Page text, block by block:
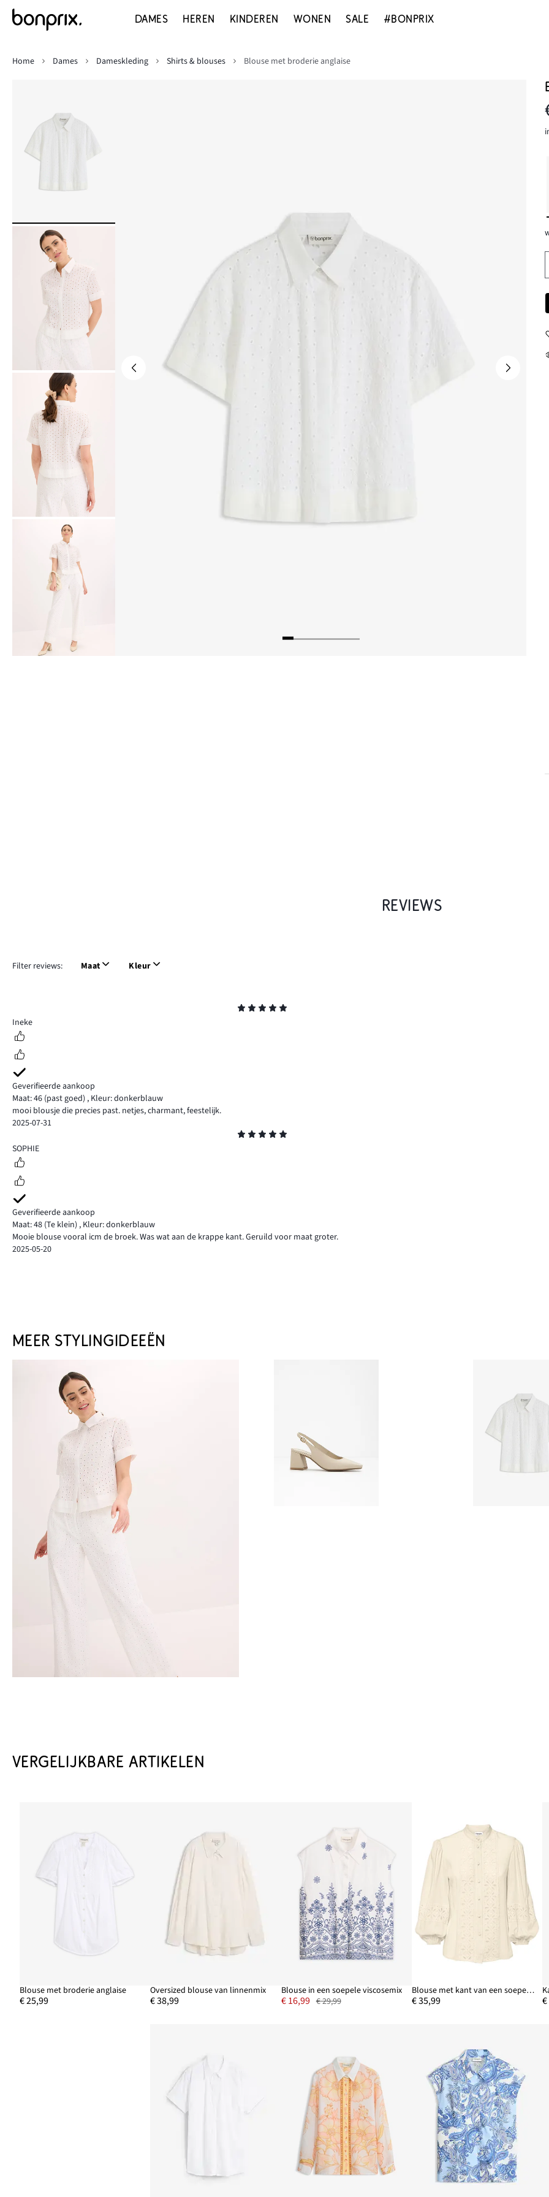
DAMES HEREN KINDEREN WONEN SALE #BONPRIX
Home
Dames Dameskleding Shirts & blouses Blouse met broderie anglaise
REVIEWS
Filter reviews: Maat Kleur
5
Ineke
Geverifieerde aankoop
Maat: 46 (past goed) , Kleur: donkerblauw
mooi blousje die precies past. netjes, charmant, feestelijk.
2025-07-31
5
SOPHIE
Geverifieerde aankoop
Maat: 48 (Te klein) , Kleur: donkerblauw
Mooie blouse vooral icm de broek. Was wat aan de krappe kant. Geruild voor maat groter.
2025-05-20
MEER STYLINGIDEEËN
VERGELIJKBARE ARTIKELEN
Blouse met broderie anglaise
€ 25,99
Oversized blouse van linnenmix
€ 38,99
Blouse in een soepele viscosemix
€ 16,99 € 29,99
Blouse met kant van een soepele viscosemix
€ 35,99